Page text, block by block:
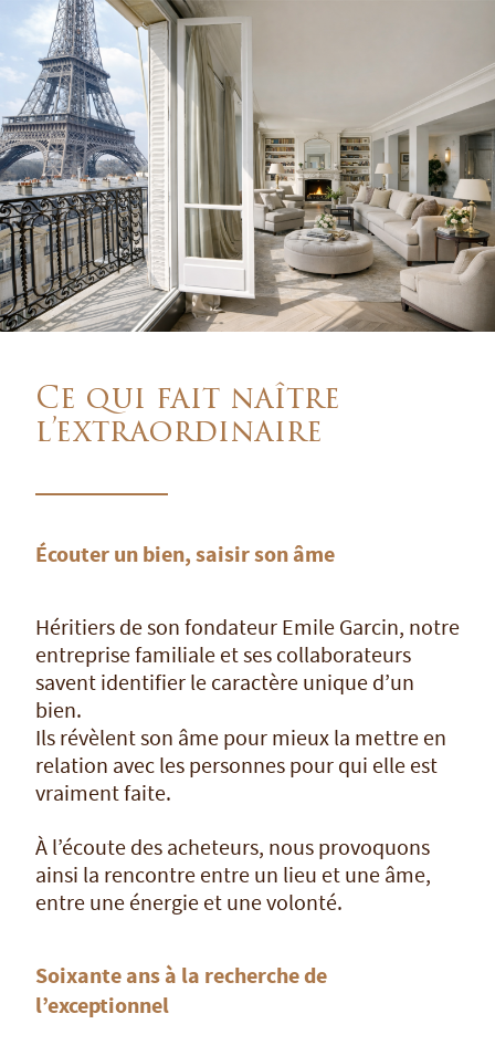
Ce qui fait naître
l’extraordinaire
Écouter un bien, saisir son âme
Héritiers de son fondateur Emile Garcin, notre
entreprise familiale et ses collaborateurs
savent identifier le caractère unique d’un
bien.
Ils révèlent son âme pour mieux la mettre en
relation avec les personnes pour qui elle est
vraiment faite.
À l’écoute des acheteurs, nous provoquons
ainsi la rencontre entre un lieu et une âme,
entre une énergie et une volonté.
Soixante ans à la recherche de
l’exceptionnel